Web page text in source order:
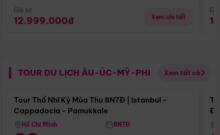
Giá từ:
12.999.000đ Xem chi tiết
TOUR DU LỊCH ÂU-ÚC-MỸ-PHI Xem tất cả
Điểm nổi bật
Tour Thổ Nhĩ Kỳ Mùa Thu 8N7Đ | Istanbul -
Cappadocia - Pamukkale
Hồ Chí Minh 8N7Đ